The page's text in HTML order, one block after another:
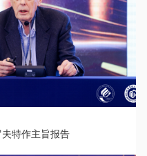
夫特作主旨报告